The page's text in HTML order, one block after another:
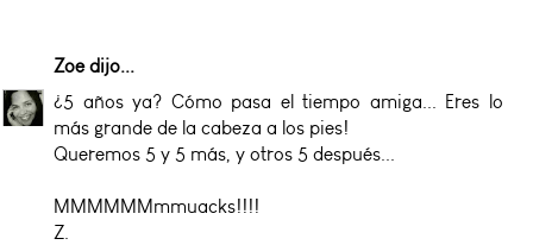
Zoedijo...
¿5 años ya? Cómo pasa el tiempo amiga... Eres lo
más grande de la cabeza a los pies!
Queremos 5 y 5 más, y otros 5 después...
MMMMMMmmuacks!!!!
Z.